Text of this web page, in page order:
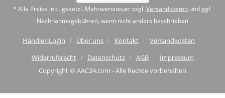
* Alle Preise inkl. gesetzl. Mehrwertsteuer zzgl. Versandkosten und ggf.
Nachnahmegebühren, wenn nicht anders beschrieben
Händler-Login Über uns Kontakt
Versandkosten
Widerrufsrecht
Datenschutz AGB
Impressum
Copyright © AAC24.com - Alle Rechte vorbehalten